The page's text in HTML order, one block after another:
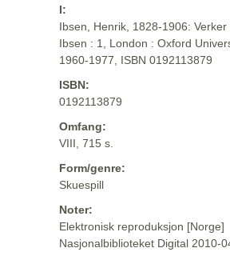
I:
Ibsen, Henrik, 1828-1906:
Ibsen : 1, London : Oxford
1960-1977, ISBN 0192113879
ISBN:
0192113879
Omfang:
VIII, 715 s.
Form/genre:
Skuespill
Noter:
Elektronisk reproduksjon [Norge]
Nasjonalbiblioteket Digital 2010-